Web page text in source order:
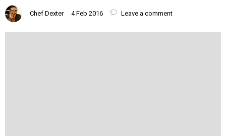
Chef Dexter 4 Feb 2016 Leave a comment